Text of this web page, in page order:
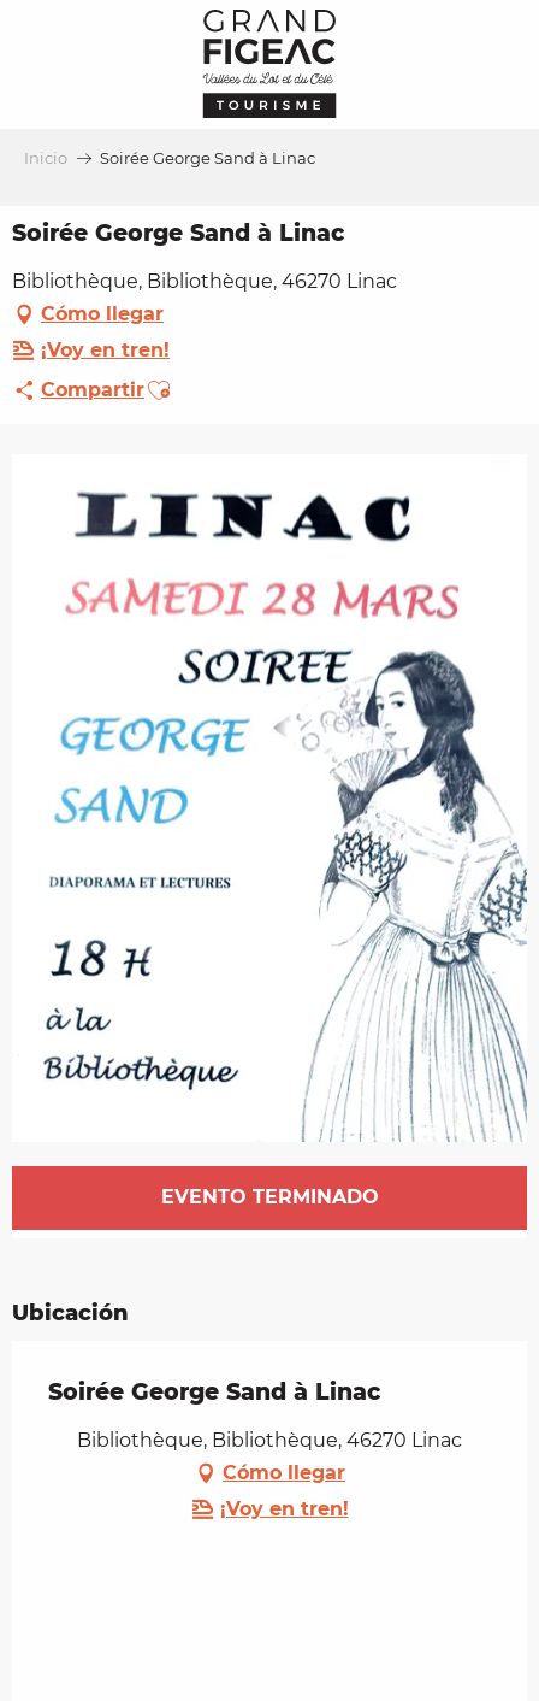
Inicio Soirée George Sand à Linac
Soirée George Sand à Linac
Bibliothèque, Bibliothèque, 46270 Linac
Cómo llegar
¡Voy en tren!
CompartirAjouter aux favoris
Horarios y datos de contacto
EVENTO TERMINADO
Ubicación
Soirée George Sand à Linac
Bibliothèque, Bibliothèque, 46270 Linac
Cómo llegar
¡Voy en tren!